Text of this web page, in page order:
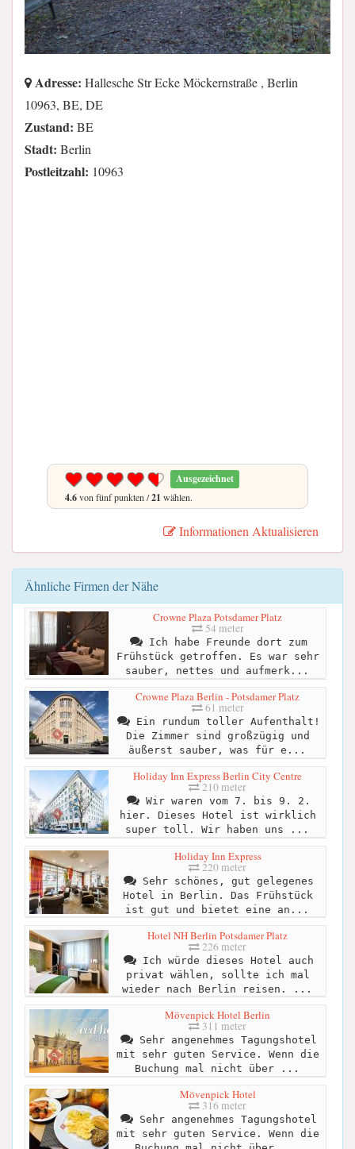
Adresse: Hallesche Str Ecke Möckernstraße , Berlin
10963, BE, DE
Zustand: BE
Stadt: Berlin
Postleitzahl: 10963
Ausgezeichnet
4.6von fünf punkten /21 wählen.
Informationen Aktualisieren
Ähnliche Firmen der Nähe
Crowne Plaza Potsdamer Platz
54 meter
Ich habe Freunde dort zum
Frühstück getroffen. Es war sehr
sauber, nettes und aufmerk...
Crowne Plaza Berlin - Potsdamer Platz
61 meter
Ein rundum toller Aufenthalt!
Die Zimmer sind großzügig und
äußerst sauber, was für e...
Holiday Inn Express Berlin City Centre
210 meter
Wir waren vom 7. bis 9. 2.
hier. Dieses Hotel ist wirklich
super toll. Wir haben uns ...
Holiday Inn Express
220 meter
Sehr schönes, gut gelegenes
Hotel in Berlin. Das Frühstück
ist gut und bietet eine an...
Hotel NH Berlin Potsdamer Platz
226 meter
Ich würde dieses Hotel auch
privat wählen, sollte ich mal
wieder nach Berlin reisen. ...
Mövenpick Hotel Berlin
311 meter
Sehr angenehmes Tagungshotel
mit sehr guten Service. Wenn die
Buchung mal nicht über ...
Mövenpick Hotel
316 meter
Sehr angenehmes Tagungshotel
mit sehr guten Service. Wenn die